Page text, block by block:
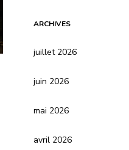
ARCHIVES
juillet 2026
juin 2026
mai 2026
avril 2026